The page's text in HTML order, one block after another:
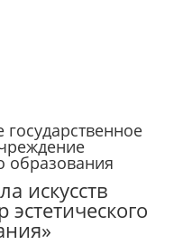
государственное
образования
искусств